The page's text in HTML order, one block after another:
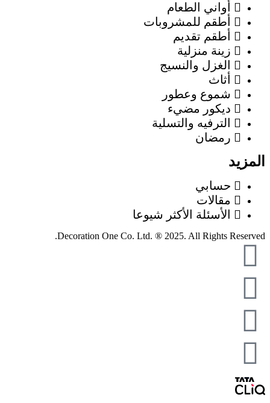
أواني الطعام
أطقم للمشروبات
أطقم تقديم
زينة منزلية
الغزل والنسيج
أثاث
شموع وعطور
ديكور مضيء
الترفيه والتسلية
رمضان
المزيد
حسابي
مقالات
الأسئلة الأكثر شيوعا
Decoration One Co. Ltd. ® 2025. All Rights Reserved.